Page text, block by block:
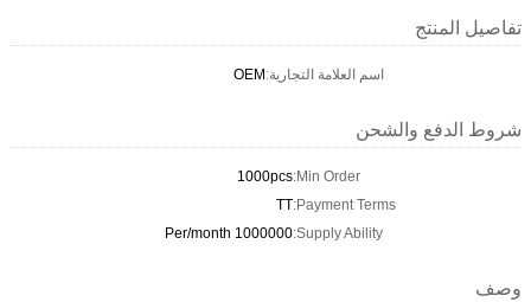
تفاصيل المنتج
اسم العلامة التجارية:OEM
شروط الدفع والشحن
Min Order:
1000pcs
Payment Terms:
TT
Supply Ability:
1000000 Per/month
وصف